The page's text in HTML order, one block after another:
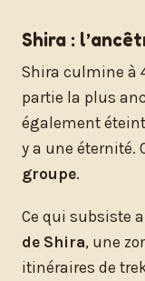
Shira :
Shira culmine à
partie la plus
également
y a une éternité.
groupe.
Ce qui subsiste
de Shira, une
itinéraires de